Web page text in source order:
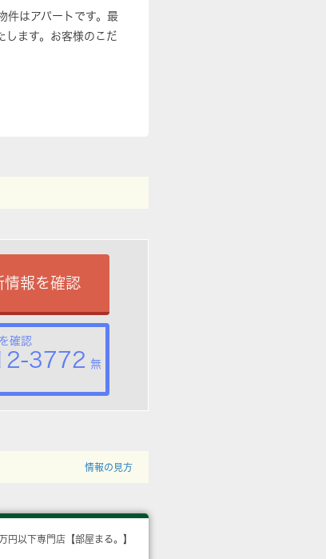
件はアパートです。最
します。お客様のこだ
情報を確認
確認
3772 無
情報の見方
円以下専門店【部屋まる。】